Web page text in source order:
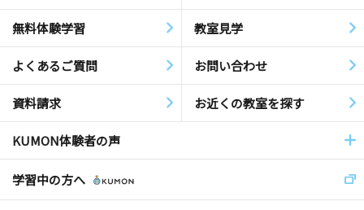
無料体験学習 教室見学
よくあるご質問 お問い合わせ
資料請求 お近くの教室を探す
KUMON体験者の声
学習中の方へ